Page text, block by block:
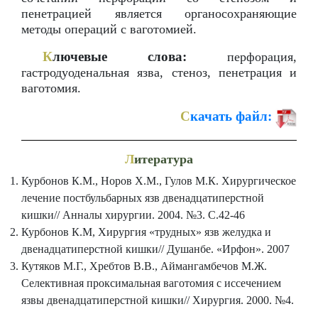
пенетрацией является органосохраняющие
методы операций с ваготомией.
Ключевые слова: перфорация,
гастродуоденальная язва, стеноз, пенетрация и
ваготомия.
Скачать файл:
Литература
Курбонов К.М., Норов Х.М., Гулов М.К. Хирургическое
лечение постбульбарных язв двенадцатиперстной
кишки// Анналы хирургии. 2004. №3. С.42-46
Курбонов К.М, Хирургия «трудных» язв желудка и
двенадцатиперстной кишки// Душанбе. «Ирфон». 2007
Кутяков М.Г., Хребтов В.В., Аймангамбечов М.Ж.
Селективная проксимальная ваготомия с иссечением
язвы двенадцатиперстной кишки// Хирургия. 2000. №4.